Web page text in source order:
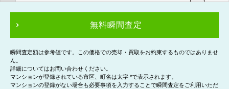
無料瞬間査定
瞬間査定額は参考値です。この価格での売却・買取をお約束するものではありませ
ん。
詳細についてはお問い合わせください。
マンションが登録されている市区、町名は太字 *で表示されます。
マンションの登録がない場合も必要事項を入力することで瞬間査定をご利用いただ